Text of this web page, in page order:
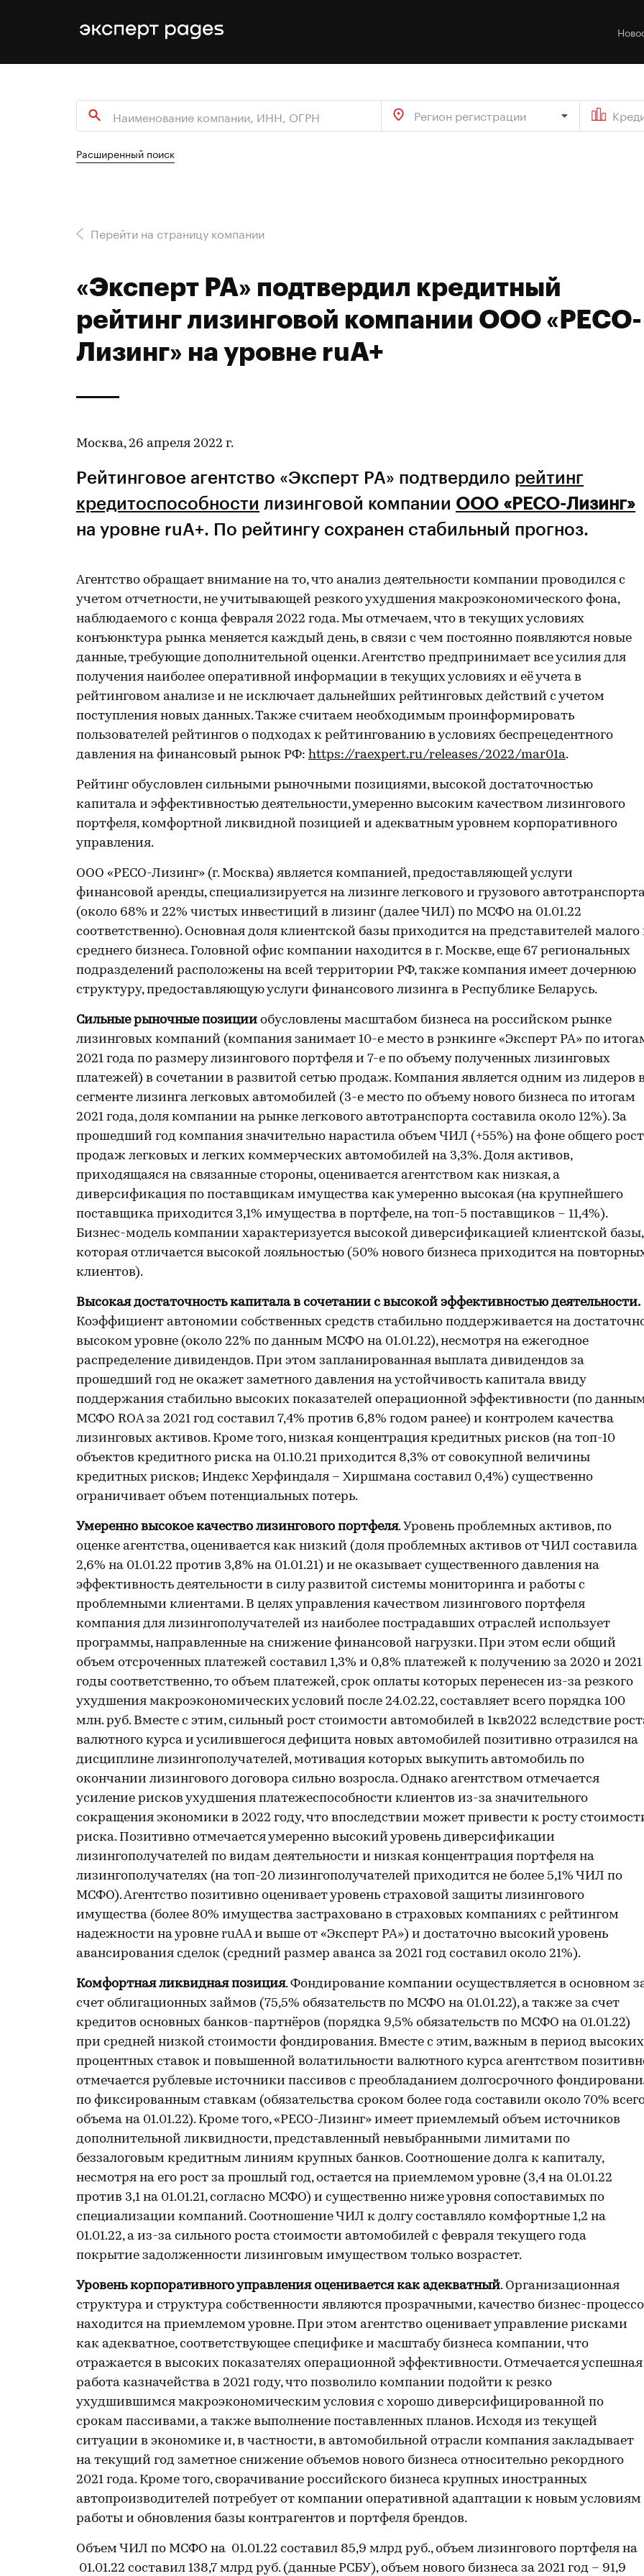
Регион регистрации
Расширенный поиск
Перейти на страницу компании
«Эксперт РА» подтвердил кредитный
рейтинг лизинговой компании ООО «РЕСО-
Лизинг» на уровне ruA+
Москва, 26 апреля 2022 г.
Рейтинговое агентство «Эксперт РА» подтвердило рейтинг
кредитоспособности лизинговой компании ООО «РЕСО-Лизинг»
на уровне ruA+. По рейтингу сохранен стабильный прогноз.
Агентство обращает внимание на то, что анализ деятельности компании проводился c
учетом отчетности, не учитывающей резкого ухудшения макроэкономического фона,
наблюдаемого с конца февраля 2022 года. Мы отмечаем, что в текущих условиях
конъюнктура рынка меняется каждый день, в связи с чем постоянно появляются новые
данные, требующие дополнительной оценки. Агентство предпринимает все усилия для
получения наиболее оперативной информации в текущих условиях и её учета в
рейтинговом анализе и не исключает дальнейших рейтинговых действий с учетом
поступления новых данных. Также считаем необходимым проинформировать
пользователей рейтингов о подходах к рейтингованию в условиях беспрецедентного
давления на финансовый рынок РФ: https://raexpert.ru/releases/2022/mar01a.
Рейтинг обусловлен сильными рыночными позициями, высокой достаточностью
капитала и эффективностью деятельности, умеренно высоким качеством лизингового
портфеля, комфортной ликвидной позицией и адекватным уровнем корпоративного
управления.
ООО «РЕСО-Лизинг» (г. Москва) является компанией, предоставляющей услуги
финансовой аренды, специализируется на лизинге легкового и грузового
(около 68% и 22% чистых инвестиций в лизинг (далее ЧИЛ) по МСФО на 01.01.22
соответственно). Основная доля клиентской базы приходится на представителей малого
среднего бизнеса. Головной офис компании находится в г. Москве, еще 67 региональных
подразделений расположены на всей территории РФ, также компания имеет дочернюю
структуру, предоставляющую услуги финансового лизинга в Республике Беларусь.
Сильные рыночные позиции обусловлены масштабом бизнеса на российском рынке
лизинговых компаний (компания занимает 10-е место в рэнкинге «Эксперт РА» по
2021 года по размеру лизингового портфеля и 7-е по объему полученных лизинговых
платежей) в сочетании в развитой сетью продаж. Компания является одним из лидеров
сегменте лизинга легковых автомобилей (3-е место по объему нового бизнеса по итогам
2021 года, доля компании на рынке легкового автотранспорта составила около 12%). За
прошедший год компания значительно нарастила объем ЧИЛ (+55%) на фоне общего
продаж легковых и легких коммерческих автомобилей на 3,3%. Доля активов,
приходящаяся на связанные стороны, оценивается агентством как низкая, а
диверсификация по поставщикам имущества как умеренно высокая (на крупнейшего
поставщика приходится 3,1% имущества в портфеле, на топ-5 поставщиков – 11,4%).
Бизнес-модель компании характеризуется высокой диверсификацией клиентской базы,
которая отличается высокой лояльностью (50% нового бизнеса приходится на
клиентов).
Высокая достаточность капитала в сочетании с высокой эффективностью деятельности.
Коэффициент автономии собственных средств стабильно поддерживается на
высоком уровне (около 22% по данным МСФО на 01.01.22), несмотря на ежегодное
распределение дивидендов. При этом запланированная выплата дивидендов за
прошедший год не окажет заметного давления на устойчивость капитала ввиду
поддержания стабильно высоких показателей операционной эффективности (по
МСФО ROA за 2021 год составил 7,4% против 6,8% годом ранее) и контролем качества
лизинговых активов. Кроме того, низкая концентрация кредитных рисков (на топ-10
объектов кредитного риска на 01.10.21 приходится 8,3% от совокупной величины
кредитных рисков; Индекс Херфиндаля – Хиршмана составил 0,4%) существенно
ограничивает объем потенциальных потерь.
Умеренно высокое качество лизингового портфеля. Уровень проблемных активов, по
оценке агентства, оценивается как низкий (доля проблемных активов от ЧИЛ составила
2,6% на 01.01.22 против 3,8% на 01.01.21) и не оказывает существенного давления на
эффективность деятельности в силу развитой системы мониторинга и работы с
проблемными клиентами. В целях управления качеством лизингового портфеля
компания для лизингополучателей из наиболее пострадавших отраслей использует
программы, направленные на снижение финансовой нагрузки. При этом если общий
объем отсроченных платежей составил 1,3% и 0,8% платежей к получению за 2020 и 2021
годы соответственно, то объем платежей, срок оплаты которых перенесен из-за резкого
ухудшения макроэкономических условий после 24.02.22, составляет всего порядка 100
млн. руб. Вместе с этим, сильный рост стоимости автомобилей в 1кв2022 вследствие
валютного курса и усилившегося дефицита новых автомобилей позитивно отразился на
дисциплине лизингополучателей, мотивация которых выкупить автомобиль по
окончании лизингового договора сильно возросла. Однако агентством отмечается
усиление рисков ухудшения платежеспособности клиентов из-за значительного
сокращения экономики в 2022 году, что впоследствии может привести к росту
риска. Позитивно отмечается умеренно высокий уровень диверсификации
лизингополучателей по видам деятельности и низкая концентрация портфеля на
лизингополучателях (на топ-20 лизингополучателей приходится не более 5,1% ЧИЛ по
МСФО). Агентство позитивно оценивает уровень страховой защиты лизингового
имущества (более 80% имущества застраховано в страховых компаниях с рейтингом
надежности на уровне ruAA и выше от «Эксперт РА») и достаточно высокий уровень
авансирования сделок (средний размер аванса за 2021 год составил около 21%).
Комфортная ликвидная позиция. Фондирование компании осуществляется в основном
счет облигационных займов (75,5% обязательств по МСФО на 01.01.22), а также за счет
кредитов основных банков-партнёров (порядка 9,5% обязательств по МСФО на 01.01.22)
при средней низкой стоимости фондирования. Вместе с этим, важным в период высоких
процентных ставок и повышенной волатильности валютного курса агентством
отмечается рублевые источники пассивов с преобладанием долгосрочного
по фиксированным ставкам (обязательства сроком более года составили около 70%
объема на 01.01.22). Кроме того, «РЕСО-Лизинг» имеет приемлемый объем источников
дополнительной ликвидности, представленный невыбранными лимитами по
беззалоговым кредитным линиям крупных банков. Соотношение долга к капиталу,
несмотря на его рост за прошлый год, остается на приемлемом уровне (3,4 на 01.01.22
против 3,1 на 01.01.21, согласно МСФО) и существенно ниже уровня сопоставимых по
специализации компаний. Соотношение ЧИЛ к долгу составляло комфортные 1,2 на
01.01.22, а из-за сильного роста стоимости автомобилей с февраля текущего года
покрытие задолженности лизинговым имуществом только возрастет.
Уровень корпоративного управления оценивается как адекватный. Организационная
структура и структура собственности являются прозрачными, качество бизнес-
находится на приемлемом уровне. При этом агентство оценивает управление рисками
как адекватное, соответствующее специфике и масштабу бизнеса компании, что
отражается в высоких показателях операционной эффективности. Отмечается успешная
работа казначейства в 2021 году, что позволило компании подойти к резко
ухудшившимся макроэкономическим условия с хорошо диверсифицированной по
срокам пассивами, а также выполнение поставленных планов. Исходя из текущей
ситуации в экономике и, в частности, в автомобильной отрасли компания закладывает
на текущий год заметное снижение объемов нового бизнеса относительно рекордного
2021 года. Кроме того, сворачивание российского бизнеса крупных иностранных
автопроизводителей потребует от компании оперативной адаптации к новым условиям
работы и обновления базы контрагентов и портфеля брендов.
Объем ЧИЛ по МСФО на 01.01.22 составил 85,9 млрд руб., объем лизингового портфеля на
01.01.22 составил 138,7 млрд руб. (данные РСБУ), объем нового бизнеса за 2021 год – 91,9